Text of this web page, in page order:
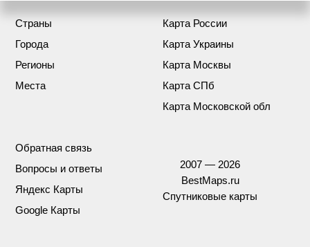
Страны
Города
Регионы
Места
Карта России
Карта Украины
Карта Москвы
Карта СПб
Карта Московской обл
Обратная связь
Вопросы и ответы
Яндекс Карты
Google Карты
2007 — 2026
BestMaps.ru
Спутниковые карты